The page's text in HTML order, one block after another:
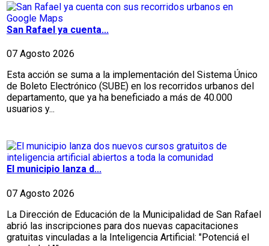
San Rafael ya cuenta...
07 Agosto 2026
Esta acción se suma a la implementación del Sistema Único
de Boleto Electrónico (SUBE) en los recorridos urbanos del
departamento, que ya ha beneficiado a más de 40.000
usuarios y...
El municipio lanza d...
07 Agosto 2026
La Dirección de Educación de la Municipalidad de San Rafael
abrió las inscripciones para dos nuevas capacitaciones
gratuitas vinculadas a la Inteligencia Artificial: "Potenciá el